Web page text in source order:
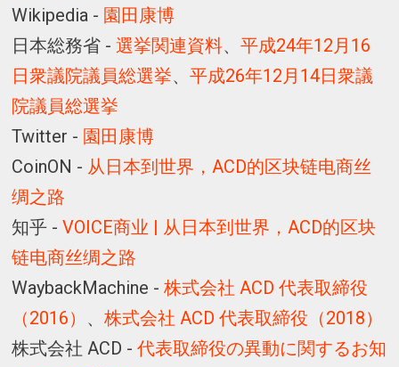
Wikipedia - 園田康博
日本総務省 -選挙関連資料、平成24年12月16
日衆議院議員総選挙、平成26年12月14日衆議
院議員総選挙
Twitter - 園田康博
CoinON - 从日本到世界，ACD的区块链电商丝
绸之路
知乎 -VOICE商业 | 从日本到世界，ACD的区块
链电商丝绸之路
WaybackMachine -株式会社 ACD 代表取締役
（2016） 、株式会社 ACD 代表取締役（2018）
株式会社 ACD -代表取締役の異動に関するお知